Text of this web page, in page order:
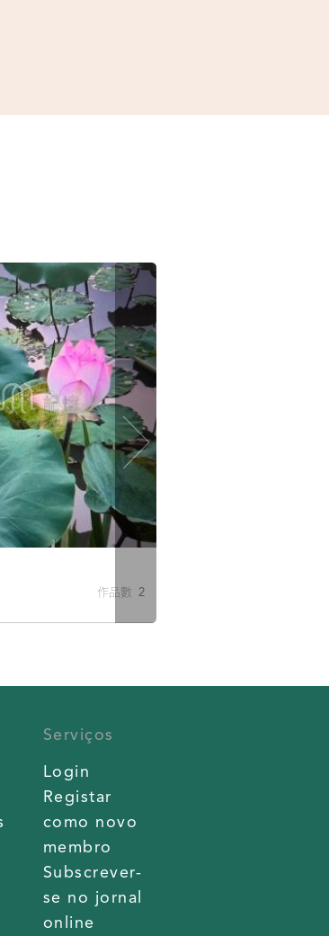
作品數 2
Serviços
Login
Registar
como novo
membro
Subscrever-
se no jornal
online